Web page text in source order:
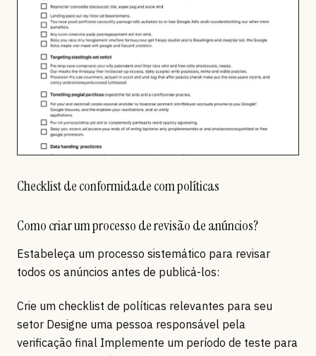
Checklist de conformidade com políticas
Como criar um processo de revisão de anúncios?
Estabeleça um processo sistemático para revisar
todos os anúncios antes de publicá-los:
Crie um checklist de políticas relevantes para seu
setor Designe uma pessoa responsável pela
verificação final Implemente um período de teste para